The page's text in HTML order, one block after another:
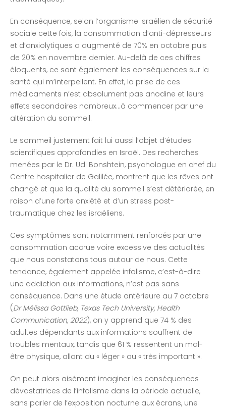
En conséquence, selon l’organisme israélien de sécurité
sociale cette fois, la consommation d’anti-dépresseurs
et d’anxiolytiques a augmenté de 70% en octobre puis
de 20% en novembre dernier. Au-delà de ces chiffres
éloquents, ce sont également les conséquences sur la
santé qui m’interpellent. En effet, la prise de ces
médicaments n’est absolument pas anodine et leurs
effets secondaires nombreux…à commencer par une
altération du sommeil.
Le sommeil justement fait lui aussi l’objet d’études
scientifiques approfondies en Israël. Des recherches
menées par le Dr. Udi Bonshtein, psychologue en chef du
Centre hospitalier de Galilée, montrent que les rêves ont
changé et que la qualité du sommeil s’est détériorée, en
raison d’une forte anxiété et d’un stress post-
traumatique chez les israéliens.
Ces symptômes sont notamment renforcés par une
consommation accrue voire excessive des actualités
que nous constatons tous autour de nous. Cette
tendance, également appelée infolisme, c’est-à-dire
une addiction aux informations, n’est pas sans
conséquence. Dans une étude antérieure au 7 octobre
(Dr Mélissa Gottlieb, Texas Tech University, Health
Communication, 2022), on y apprend que 74 % des
adultes dépendants aux informations souffrent de
troubles mentaux, tandis que 61 % ressentent un mal-
être physique, allant du « léger » au « très important ».
On peut alors aisément imaginer les conséquences
dévastatrices de l’infolisme dans la période actuelle,
sans parler de l’exposition nocturne aux écrans, une